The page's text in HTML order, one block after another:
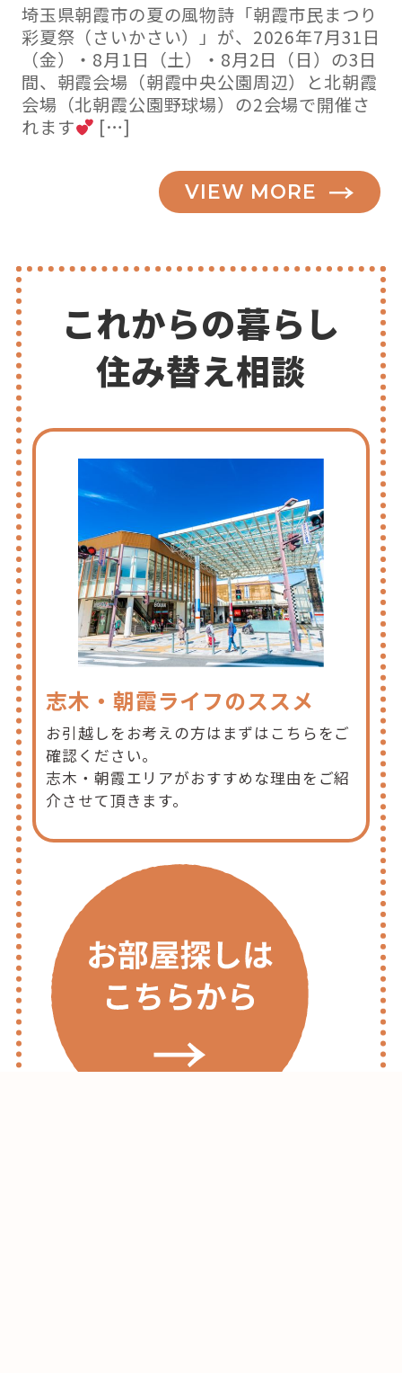
埼玉県朝霞市の夏の風物詩「朝霞市民まつり
彩夏祭（さいかさい）」が、2026年7月31日
（金）・8月1日（土）・8月2日（日）の3日
間、朝霞会場（朝霞中央公園周辺）と北朝霞
会場（北朝霞公園野球場）の2会場で開催さ
れます
[…]
VIEW MORE
これからの暮らし
住み替え相談
志木・朝霞ライフのススメ
お引越しをお考えの方はまずはこちらをご
確認ください。
志木・朝霞エリアがおすすめな理由をご紹
介させて頂きます。